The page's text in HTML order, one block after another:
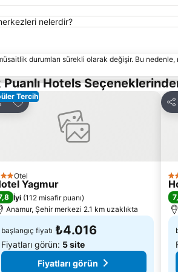
nelerdir?
durumları sürekli olarak değişir. Bu
Hotels
Tercih
Favorilerime ekle
Otel
Yagmur
İyi (112 misafir puanı)
Anamur, Şehir merkezi 2.1 km uzaklıkta
başlangıç fiyatı ₺4.016
Fiyatları görün: 5 site
Fiyatları görün
2